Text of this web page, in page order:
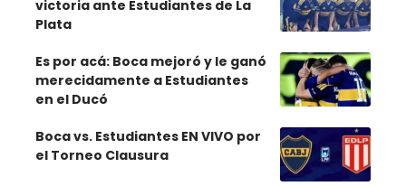
victoria ante Estudiantes de La
Plata
Es por acá: Boca mejoró y le ganó
merecidamente a Estudiantes
en el Ducó
Boca vs. Estudiantes EN VIVO por
el Torneo Clausura